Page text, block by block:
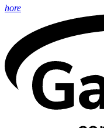
hore